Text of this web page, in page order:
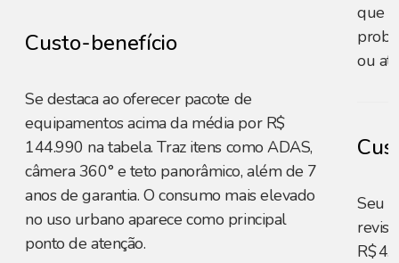
Custo-benefício
Se destaca ao oferecer pacote de
equipamentos acima da média por R$
144.990 na tabela. Traz itens como ADAS,
câmera 360° e teto panorâmico, além de 7
anos de garantia. O consumo mais elevado
no uso urbano aparece como principal
ponto de atenção.
que
ou
Seu
R$